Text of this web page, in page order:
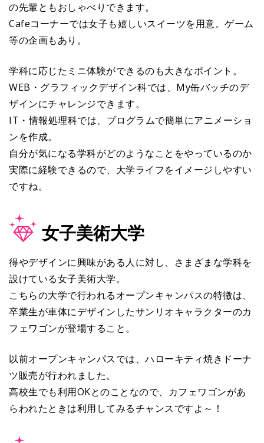
の先輩ともおしゃべりできます。
Cafeコーナーでは女子も嬉しいスイーツを用意。ゲーム
等の企画もあり。
学科に応じたミニ体験ができるのも大きなポイント。
WEB・グラフィックデザイン科では、My缶バッチのデ
ザインにチャレンジできます。
IT・情報処理科では、プログラムで簡単にアニメーショ
ンを作成。
自分が気になる学科がどのようなことをやっているのか
実際に経験できるので、大学ライフをイメージしやすい
ですね。
女子美術大学
得やデザインに興味がある人に対し、さまざまな学科を
設けている女子美術大学。
こちらの大学で行われるオープンキャンパスの特徴は、
卒業生が車体にデザインしたサンリオキャラクターのカ
フェワゴンが登場すること。
以前オープンキャンパスでは、ハローキティ焼きドーナ
ツ販売が行われました。
高校生でも利用OKとのことなので、カフェワゴンがあ
らわれたときは利用してみるチャンスですよ～！